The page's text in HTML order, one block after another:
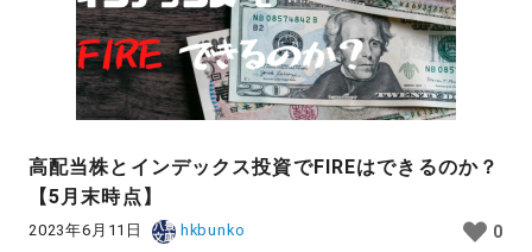
高配当株とインデックス投資でFIREはできるのか？
【5月末時点】
2023年6月11日 hkbunko 0